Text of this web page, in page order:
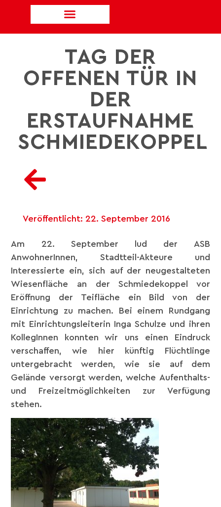
TAG DER
OFFENEN TÜR IN
DER
ERSTAUFNAHME
SCHMIEDEKOPPEL
Veröffentlicht: 22. September 2016
Am 22. September lud der ASB
AnwohnerInnen, Stadtteil-Akteure und
Interessierte ein, sich auf der neugestalteten
Wiesenfläche an der Schmiedekoppel vor
Eröffnung der Teifläche ein Bild von der
Einrichtung zu machen. Bei einem Rundgang
mit Einrichtungsleiterin Inga Schulze und ihren
KollegInnen konnten wir uns einen Eindruck
verschaffen, wie hier künftig Flüchtlinge
untergebracht werden, wie sie auf dem
Gelände versorgt werden, welche Aufenthalts-
und Freizeitmöglichkeiten zur Verfügung
stehen.